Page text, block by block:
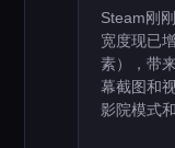
Steam刚
宽度现已
素），带
幕截图和
影院模式